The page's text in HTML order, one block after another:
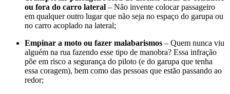
ou fora do carro lateral – Não invente colocar passageiro
em qualquer outro lugar que não seja no espaço do garupa ou
no carro acoplado na lateral;
Empinar a moto ou fazer malabarismos – Quem nunca viu
alguém na rua fazendo esse tipo de manobra? Essa infração
põe em risco a segurança do piloto (e do garupa que tenha
essa coragem), bem como das pessoas que estão passando ao
redor;